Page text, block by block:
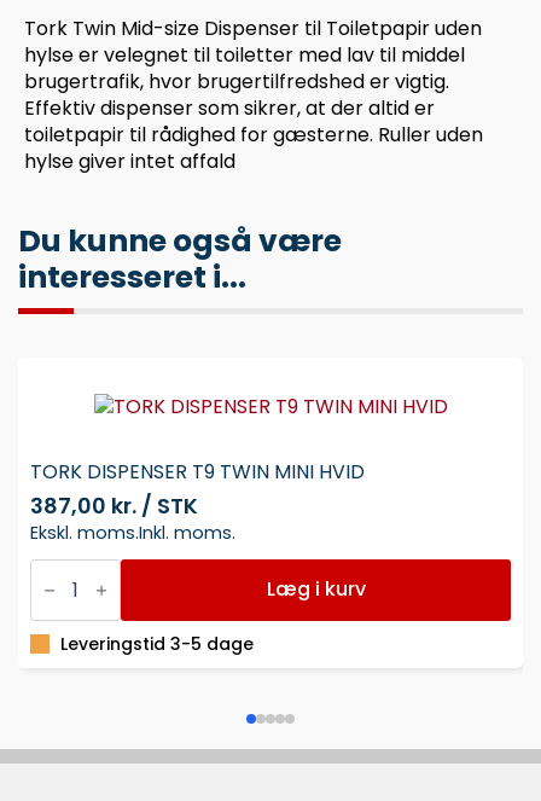
Tork Twin Mid-size Dispenser til Toiletpapir uden
hylse er velegnet til toiletter med lav til middel
brugertrafik, hvor brugertilfredshed er vigtig.
Effektiv dispenser som sikrer, at der altid er
toiletpapir til rådighed for gæsterne. Ruller uden
hylse giver intet affald
Du kunne også være
interesseret i...
TORK DISPENSER T9 TWIN MINI HVID
387,00 kr. / STK
Ekskl. moms.Inkl. moms.
TORK
DISPENSER
TWIN
MINI
Læg i kurv
Leveringstid 3-5 dage